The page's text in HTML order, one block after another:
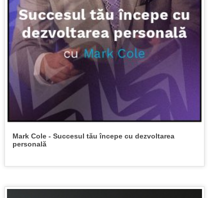
Mark Cole - Succesul tău începe cu dezvoltarea
personală